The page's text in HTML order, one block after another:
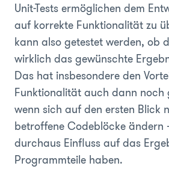
Unit-Tests ermöglichen dem
auf korrekte Funktionalität zu
kann also getestet werden, ob
wirklich das gewünschte
Das hat insbesondere den
Funktionalität auch dann noch
wenn sich auf den ersten Blick
betroffene Codeblöcke ändern
durchaus Einfluss auf das
Programmteile haben.